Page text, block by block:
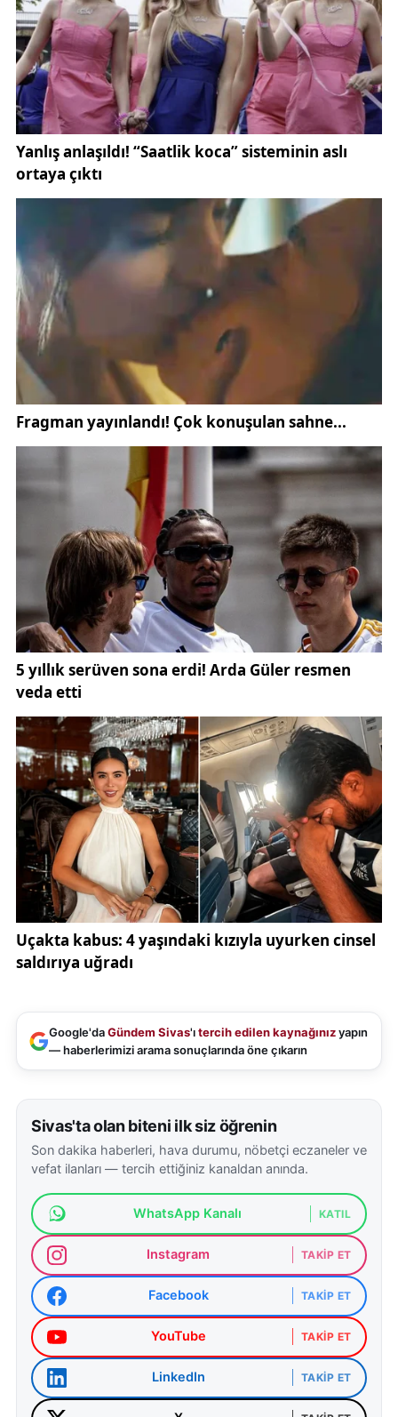
Google'daGündem Sivas'ıtercih edilen kaynağınızyapın
— haberlerimizi arama sonuçlarında öne çıkarın
Sivas'ta olan biteni ilk siz öğrenin
Son dakika haberleri, hava durumu, nöbetçi eczaneler ve
vefat ilanları — tercih ettiğiniz kanaldan anında.
WhatsApp Kanalı KATIL
Instagram TAKIP ET
Facebook TAKIP ET
YouTube TAKIP ET
LinkedIn TAKIP ET